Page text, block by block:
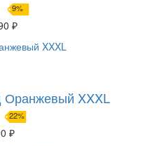
9%
₽
Оранжевый XXXL
22%
₽